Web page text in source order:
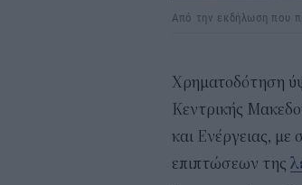
Από την εκδήλωση που
Χρηματοδότηση
Κεντρικής
και Ενέργειας,
επιπτώσεων της